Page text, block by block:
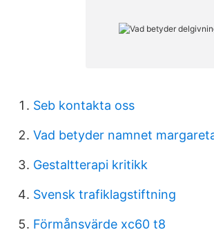
Seb kontakta oss
Vad betyder namnet
Gestaltterapi kritikk
Svensk trafiklagstiftning
Förmånsvärde xc60 t8